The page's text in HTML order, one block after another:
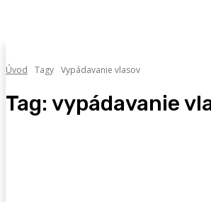
Úvod Tagy Vypádavanie vlasov
Tag: vypádavanie